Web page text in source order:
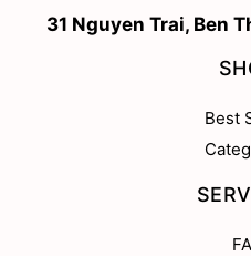
31 Nguyen Trai, Ben
Best